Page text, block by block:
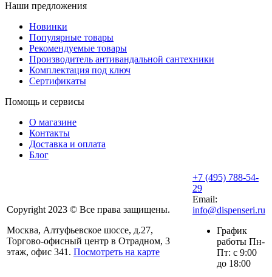
Наши предложения
Новинки
Популярные товары
Рекомендуемые товары
Производитель антивандальной сантехники
Комплектация под ключ
Сертификаты
Помощь и сервисы
О магазине
Контакты
Доставка и оплата
Блог
Copyright 2023 © Все права защищены.
Москва, Алтуфьевское шоссе, д.27,
Торгово-офисный центр в Отрадном, 3
этаж, офис 341. Посмотреть на карте
+7 (495) 788-54-
29
Email:
info@dispenseri.ru
График
работы Пн-
Пт: с 9:00
до 18:00